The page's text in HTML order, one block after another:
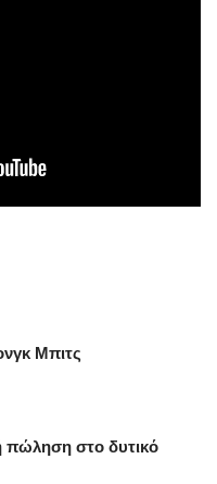
Μπιτς
πώληση στο δυτικό